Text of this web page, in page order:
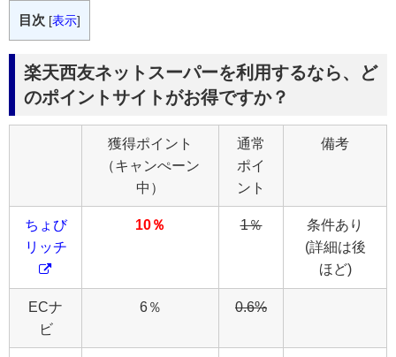
目次 [表示]
楽天西友ネットスーパーを利用するなら、ど
のポイントサイトがお得ですか？
獲得ポイント
（キャンぺーン
中）
通常
ポイ
ント
備考
ちょび
リッチ
10％ 1％
条件あり
(詳細は後
ほど)
ECナ
ビ
6％ 0.6%